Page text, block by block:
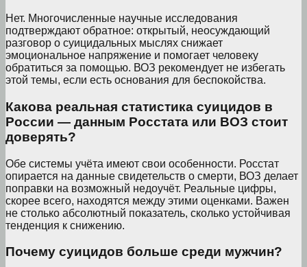
Нет. Многочисленные научные исследования
подтверждают обратное: открытый, неосуждающий
разговор о суицидальных мыслях снижает
эмоциональное напряжение и помогает человеку
обратиться за помощью. ВОЗ рекомендует не избегать
этой темы, если есть основания для беспокойства.
Какова реальная статистика суицидов в
России — данным Росстата или ВОЗ стоит
доверять?
Обе системы учёта имеют свои особенности. Росстат
опирается на данные свидетельств о смерти, ВОЗ делает
поправки на возможный недоучёт. Реальные цифры,
скорее всего, находятся между этими оценками. Важен
не столько абсолютный показатель, сколько устойчивая
тенденция к снижению.
Почему суицидов больше среди мужчин?